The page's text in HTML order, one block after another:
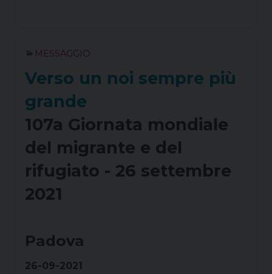
MESSAGGIO
Verso un noi sempre più
grande
107a Giornata mondiale
del migrante e del
rifugiato - 26 settembre
2021
Padova
26-09-2021